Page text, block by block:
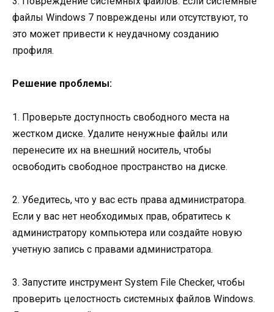
файлы Windows 7 повреждены или отсутствуют, то
это может привести к неудачному созданию
профиля.
Решение проблемы:
1. Проверьте доступность свободного места на
жестком диске. Удалите ненужные файлы или
перенесите их на внешний носитель, чтобы
освободить свободное пространство на диске.
2. Убедитесь, что у вас есть права администратора.
Если у вас нет необходимых прав, обратитесь к
администратору компьютера или создайте новую
учетную запись с правами администратора.
3. Запустите инструмент System File Checker, чтобы
проверить целостность системных файлов Windows.